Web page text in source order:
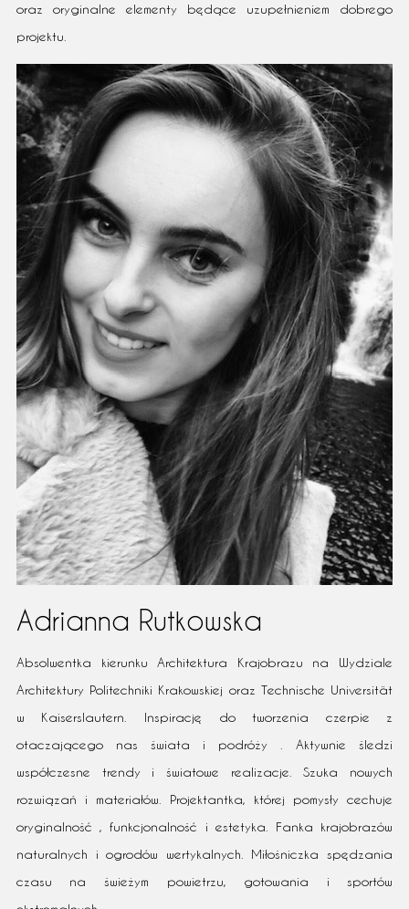
oraz oryginalne elementy będące uzupełnieniem dobrego
projektu.
Adrianna Rutkowska
Absolwentka kierunku Architektura Krajobrazu na Wydziale
Architektury Politechniki Krakowskiej oraz Technische Universität
w Kaiserslautern. Inspirację do tworzenia czerpie z
otaczającego nas świata i podróży . Aktywnie śledzi
współczesne trendy i światowe realizacje. Szuka nowych
rozwiązań i materiałów. Projektantka, której pomysły cechuje
oryginalność , funkcjonalność i estetyka. Fanka krajobrazów
naturalnych i ogrodów wertykalnych. Miłośniczka spędzania
czasu na świeżym powietrzu, gotowania i sportów